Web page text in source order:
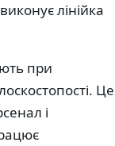
лінійка
при
Це
і